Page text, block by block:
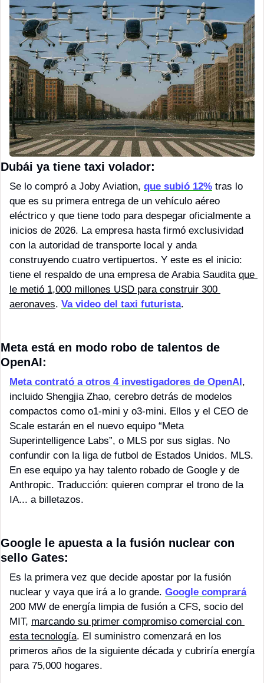
Dubái ya tiene taxi volador:
Se lo compró a Joby Aviation, que subió 12% tras lo
que es su primera entrega de un vehículo aéreo
eléctrico y que tiene todo para despegar oficialmente a
inicios de 2026. La empresa hasta firmó exclusividad
con la autoridad de transporte local y anda
construyendo cuatro vertipuertos. Y este es el inicio:
tiene el respaldo de una empresa de Arabia Saudita que
le metió 1,000 millones USD para construir 300
aeronaves. Va video del taxi futurista.
Meta está en modo robo de talentos de
OpenAI:
Meta contrató a otros 4 investigadores de OpenAI,
incluido Shengjia Zhao, cerebro detrás de modelos
compactos como o1-mini y o3-mini. Ellos y el CEO de
Scale estarán en el nuevo equipo “Meta
Superintelligence Labs”, o MLS por sus siglas. No
confundir con la liga de futbol de Estados Unidos. MLS.
En ese equipo ya hay talento robado de Google y de
Anthropic. Traducción: quieren comprar el trono de la
IA... a billetazos.
Google le apuesta a la fusión nuclear con
sello Gates:
Es la primera vez que decide apostar por la fusión
nuclear y vaya que irá a lo grande. Google comprará
200 MW de energía limpia de fusión a CFS, socio del
MIT, marcando su primer compromiso comercial con
esta tecnología. El suministro comenzará en los
primeros años de la siguiente década y cubriría energía
para 75,000 hogares.